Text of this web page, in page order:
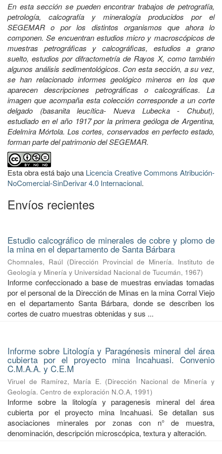
En esta sección se pueden encontrar trabajos de petrografía,
petrología, calcografía y mineralogía producidos por el
SEGEMAR o por los distintos organismos que ahora lo
componen. Se encuentran estudios micro y macroscópicos de
muestras petrográficas y calcográficas, estudios a grano
suelto, estudios por difractometría de Rayos X, como también
algunos análisis sedimentológicos. Con esta sección, a su vez,
se han relacionado informes geológico mineros en los que
aparecen descripciones petrográficas o calcográficas. La
imagen que acompaña esta colección corresponde a un corte
delgado (basanita leucítica- Nueva Lubecka - Chubut),
estudiado en el año 1917 por la primera geóloga de Argentina,
Edelmira Mórtola. Los cortes, conservados en perfecto estado,
forman parte del patrimonio del SEGEMAR.
Esta obra está bajo una Licencia Creative Commons Atribución-
NoComercial-SinDerivar 4.0 Internacional.
Envíos recientes
Estudio calcográfico de minerales de cobre y plomo de
la mina en el departamento de Santa Bárbara
Chomnales, Raúl (Dirección Provincial de Minería. Instituto de
Geología y Minería y Universidad Nacional de Tucumán, 1967)
Informe confeccionado a base de muestras enviadas tomadas
por el personal de la Dirección de Minas en la mina Corral Viejo
en el departamento Santa Bárbara, donde se describen los
cortes de cuatro muestras obtenidas y sus ...
Informe sobre Litología y Paragénesis mineral del área
cubierta por el proyecto mina Incahuasi. Convenio
C.M.A.A. y C.E.M
Viruel de Ramírez, María E. (Dirección Nacional de Minería y
Geología. Centro de exploración N.O.A, 1991)
Informe sobre la litología y paragenesis mineral del área
cubierta por el proyecto mina Incahuasi. Se detallan sus
asociaciones minerales por zonas con n° de muestra,
denominación, descripción microscópica, textura y alteración.